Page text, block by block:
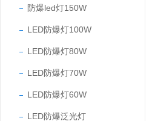
防爆led灯150W
LED防爆灯100W
LED防爆灯80W
LED防爆灯70W
LED防爆灯60W
LED防爆泛光灯